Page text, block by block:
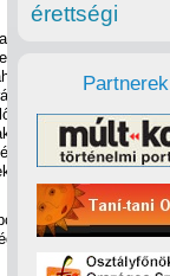
A
régi
az
és
érettségi
Partnerek